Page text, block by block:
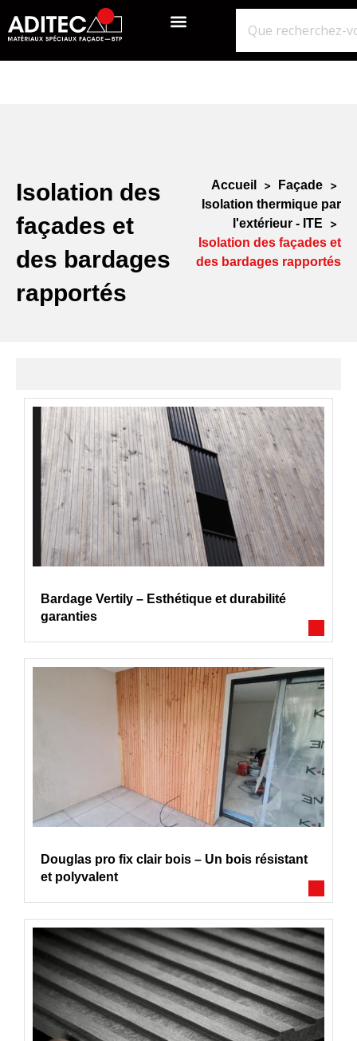
Isolation des
façades et
des bardages
rapportés
Accueil > Façade >
Isolation thermique par
l'extérieur - ITE
>
Isolation des façades et
des bardages rapportés
Bardage Vertily – Esthétique et durabilité
garanties
Douglas pro fix clair bois – Un bois résistant
et polyvalent